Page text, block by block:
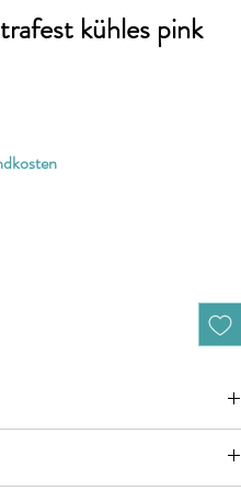
kühles pink
zB. 50cm (0,5m) daher bitte Anzahl 5